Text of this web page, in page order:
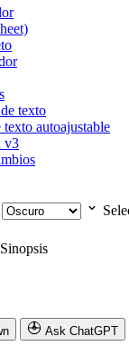
texto
texto autoajustable
v3
Sinopsis
Ask ChatGPT